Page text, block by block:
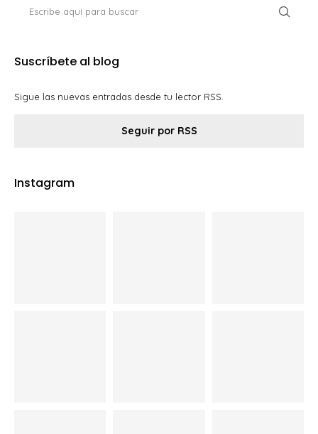
Suscríbete al blog
Sigue las nuevas entradas desde tu lector RSS.
Seguir por RSS
Instagram